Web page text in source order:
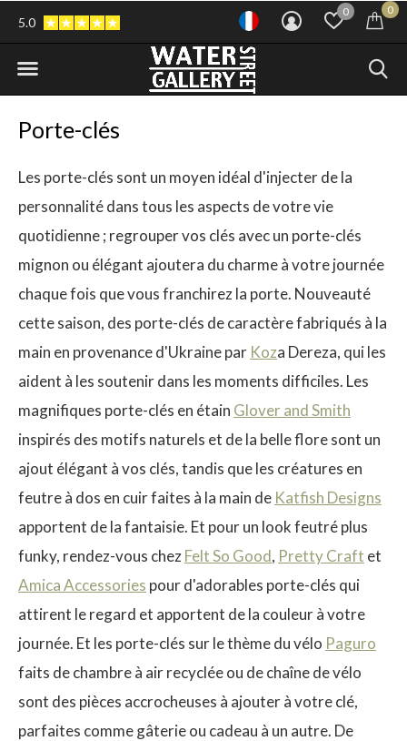
0 0
5.0
Porte-clés
Les porte-clés sont un moyen idéal d'injecter de la
personnalité dans tous les aspects de votre vie
quotidienne ; regrouper vos clés avec un porte-clés
mignon ou élégant ajoutera du charme à votre journée
chaque fois que vous franchirez la porte. Nouveauté
cette saison, des porte-clés de caractère fabriqués à la
main en provenance d'Ukraine par Koza Dereza, qui les
aident à les soutenir dans les moments difficiles. Les
magnifiques porte-clés en étain Glover and Smith
inspirés des motifs naturels et de la belle flore sont un
ajout élégant à vos clés, tandis que les créatures en
feutre à dos en cuir faites à la main de Katfish Designs
apportent de la fantaisie. Et pour un look feutré plus
funky, rendez-vous chezFelt So Good, Pretty Craft et
Amica Accessories pour d'adorables porte-clés qui
attirent le regard et apportent de la couleur à votre
journée. Et les porte-clés sur le thème du vélo Paguro
faits de chambre à air recyclée ou de chaîne de vélo
sont des pièces accrocheuses à ajouter à votre clé,
parfaites comme gâterie ou cadeau à un autre. De